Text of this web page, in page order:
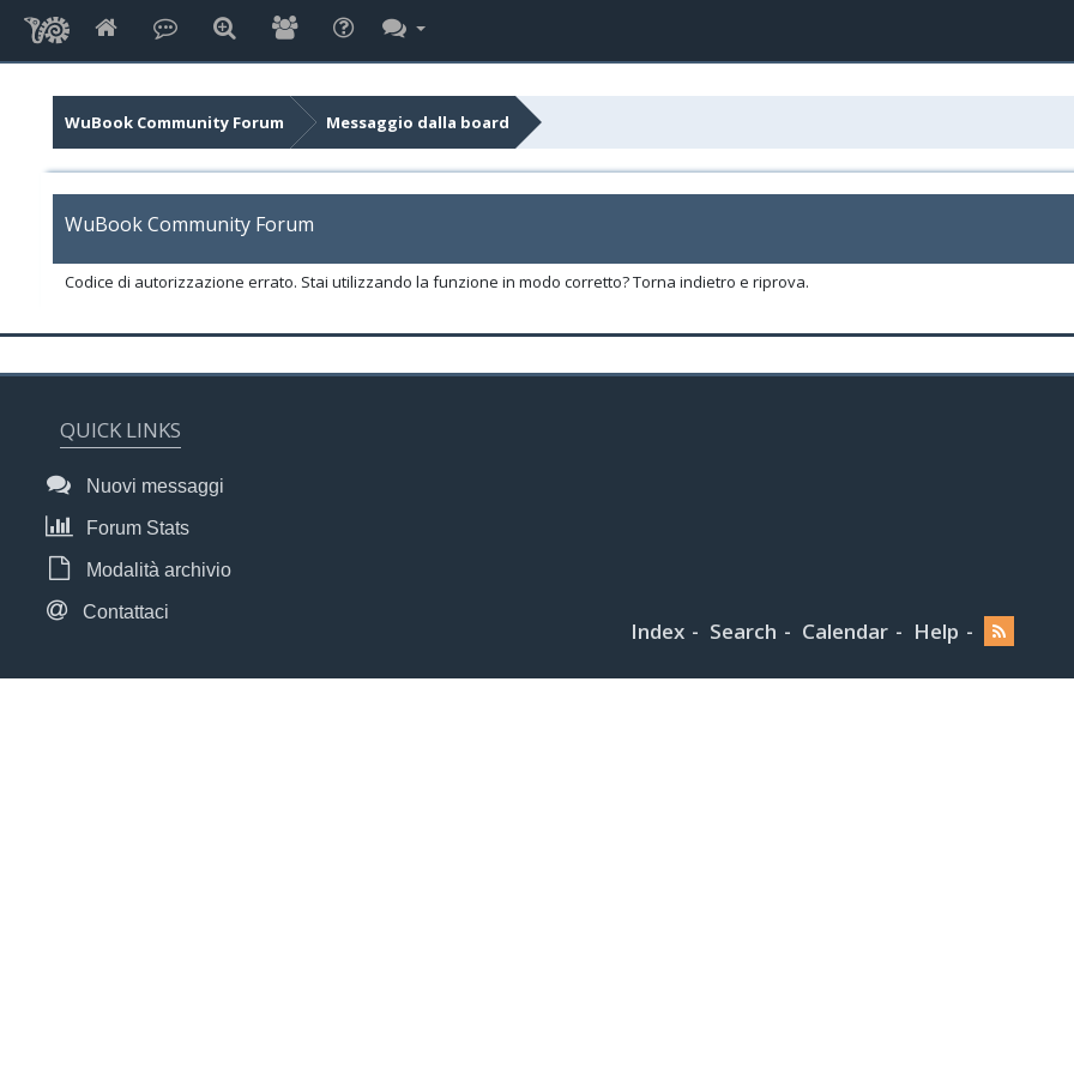
WuBook Community Forum Messaggio dalla board
WuBook Community Forum
Codice di autorizzazione errato. Stai utilizzando la funzione in modo corretto? Torna indietro e riprova.
QUICK LINKS
Nuovi messaggi
Forum Stats
Modalità archivio
Contattaci
Index Search Calendar Help